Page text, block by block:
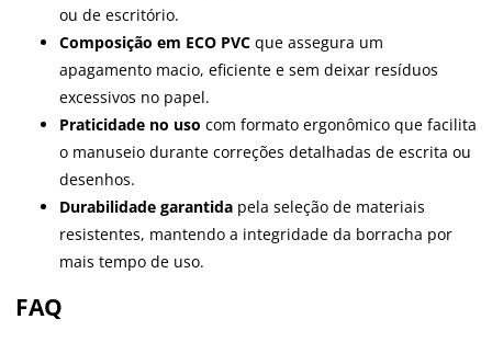
ou de escritório.
Composição em ECO PVC que assegura um
apagamento macio, eficiente e sem deixar resíduos
excessivos no papel.
Praticidade no uso com formato ergonômico que facilita
o manuseio durante correções detalhadas de escrita ou
desenhos.
Durabilidade garantida pela seleção de materiais
resistentes, mantendo a integridade da borracha por
mais tempo de uso.
FAQ